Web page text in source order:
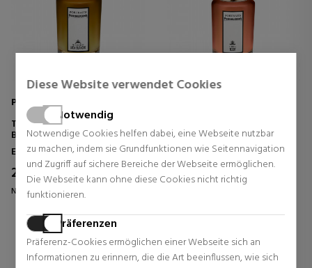
Diese Website verwendet Cookies
Notwendig
Notwendige Cookies helfen dabei, eine Webseite nutzbar
zu machen, indem sie Grundfunktionen wie Seitennavigation
und Zugriff auf sichere Bereiche der Webseite ermöglichen.
Die Webseite kann ohne diese Cookies nicht richtig
funktionieren.
Präferenzen
Präferenz-Cookies ermöglichen einer Webseite sich an
Informationen zu erinnern, die die Art beeinflussen, wie sich
PENHALIGON'S
THE REVENGE OF LADY
BLANCHE
Eau de Parfum
247,00 €
Normal Preis 260,00 €
0 Rezensionen
Eau de Parfum
247,00 € 5% Rabatt
0 Rezensionen